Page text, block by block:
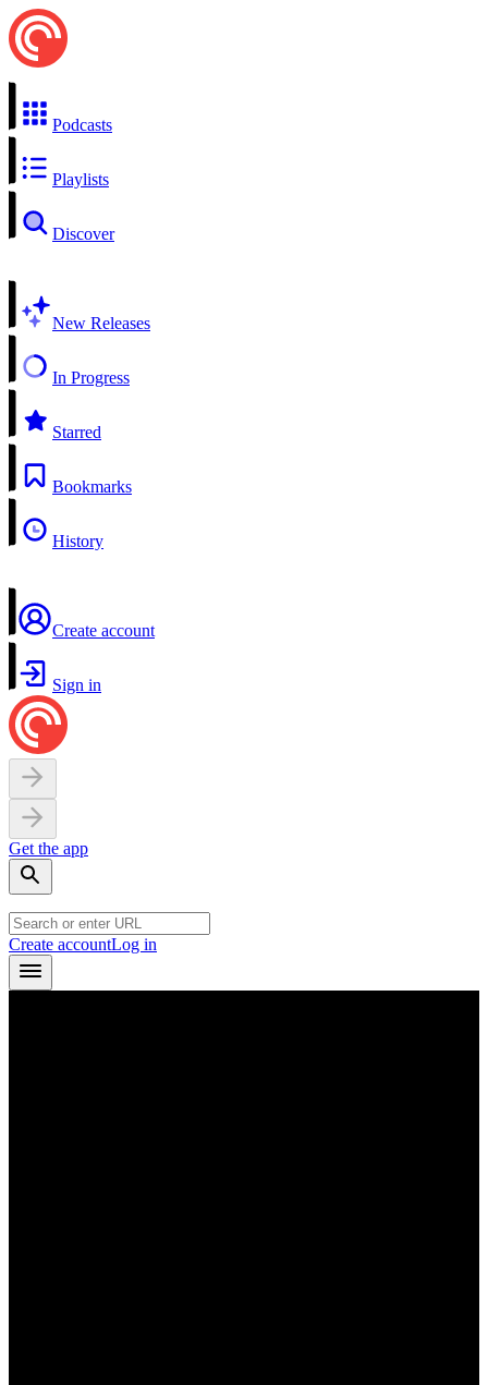
Podcasts
Playlists
Discover
New Releases
In Progress
Starred
Bookmarks
History
Create account
Sign in
Get the app
Create accountLog in